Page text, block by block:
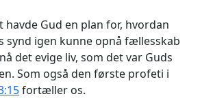
havde Gud en plan for, hvordan
synd igen kunne opnå fællesskab
det evige liv, som det var Guds
Som også den første profeti i
fortæller os.